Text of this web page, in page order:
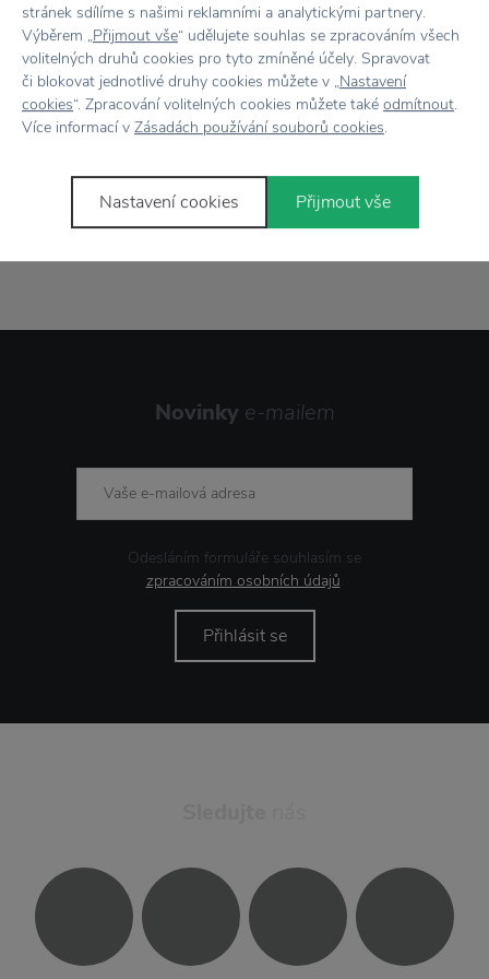
Vše skladem, odesíláme ihned
Doprava zdarmanad 2 000 Kč
7500+ produktůna výběr
Novinky e-mailem
Odesláním formuláře souhlasím se
zpracováním osobních údajů.
Přihlásit se
stránek sdílíme s našimi reklamními a analytickými partnery.
Výběrem „Přijmout vše“ udělujete souhlas se zpracováním všech
volitelných druhů cookies pro tyto zmíněné účely. Spravovat
či blokovat jednotlivé druhy cookies můžete v „Nastavení
cookies“. Zpracování volitelných cookies můžete také odmítnout.
Více informací v Zásadách používání souborů cookies.
Nastavení cookies Přijmout vše